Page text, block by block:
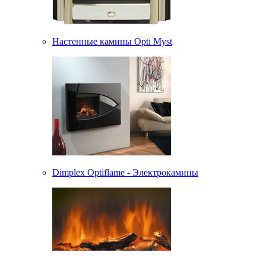
Настенные камины Opti Myst
Dimplex Optiflame - Электрокамины